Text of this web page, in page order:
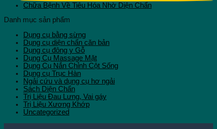
Chữa Bệnh Về Tiêu Hóa Nhờ Diện Chẩn
Danh mục sản phẩm
Dụng cụ bằng sừng
Dụng cụ diện chẩn căn bản
Dụng cụ đông y Gỗ
Dụng Cụ Massage Mặt
Dụng Cụ Nắn Chỉnh Cột Sống
Dụng cụ Trục Hàn
Ngải cứu và dụng cụ hơ ngải
Sách Diện Chẩn
Trị Liệu Đau Lưng, Vai gáy
Trị Liệu Xương Khớp
Uncategorized